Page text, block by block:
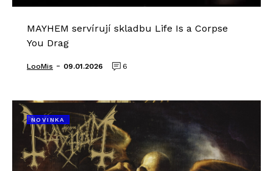
MAYHEM servírují skladbu Life Is a Corpse
You Drag
LooMis - 09.01.2026 6
NOVINKA